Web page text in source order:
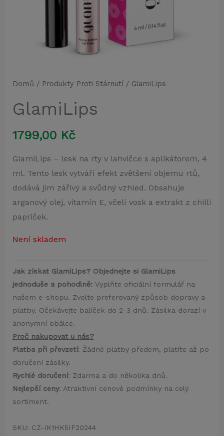
Domů / Produkty Proti Stárnutí/ GlamiLips
GlamiLips
1799,00 Kč
GlamiLips – lesk na rty v lahvičce s aplikátorem, 4
ml. Tento lesk vytváří efekt zvětšení objemu rtů,
dodává jim zářivý a svůdný vzhled. Obsahuje
arganový olej, vitamín E, včelí vosk a extrakt z chilli
papriček.
Není skladem
Jak získat GlamiLips? Objednejte si GlamiLips
jednoduše a pohodlně:Vyplňte oficiální formulář na
našem e-shopu. Zvolte preferovaný způsob dopravy a
platby. Očekávejte balíček do 2-3 dnů. Zásilka dorazí v
anonymní obálce.
Proč nakupovat u nás?
Platba při převzetí: Žádné platby předem, platíte až po
doručení zásilky.
Rychlé doručení: Zdarma a do několika dnů.
Nejlepší ceny: Atraktivní cenové podmínky na celý
sortiment.
SKU: CZ-IK1HK5IF20244